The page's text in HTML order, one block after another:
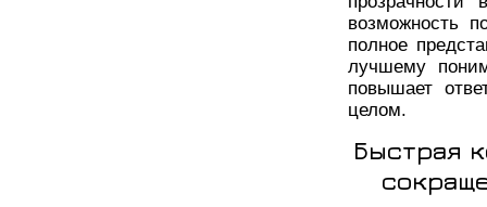
возможность
полное
лучшему
повышает
целом.
Быстрая